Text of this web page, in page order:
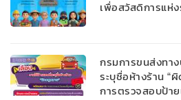
เพื่อสวัสดิการแห่
กรมการขนส่งทา
ระบุชื่อห้างร้าน “
การตรวจสอบป้า